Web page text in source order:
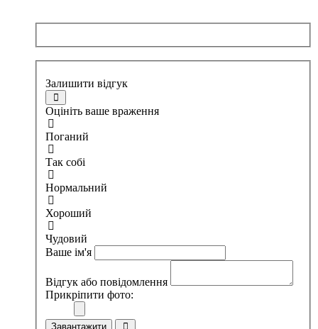
Залишити відгук
Оцініть ваше враження
Поганий
Так собі
Нормальний
Хороший
Чудовий
Ваше ім'я
Відгук або повідомлення
Прикріпити фото:
Завантажити